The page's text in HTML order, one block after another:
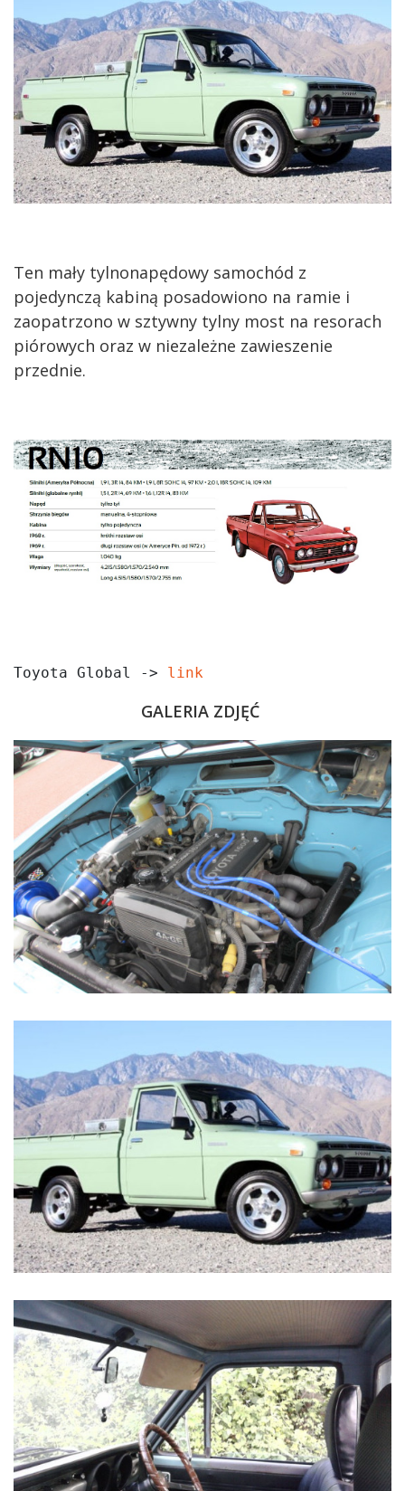
Ten mały tylnonapędowy samochód z
pojedynczą kabiną posadowiono na ramie i
zaopatrzono w sztywny tylny most na resorach
piórowych oraz w niezależne zawieszenie
przednie.
Toyota Global -> link
GALERIA ZDJĘĆ